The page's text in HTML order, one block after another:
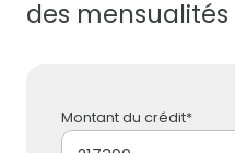
des mensualités
Montant du crédit*